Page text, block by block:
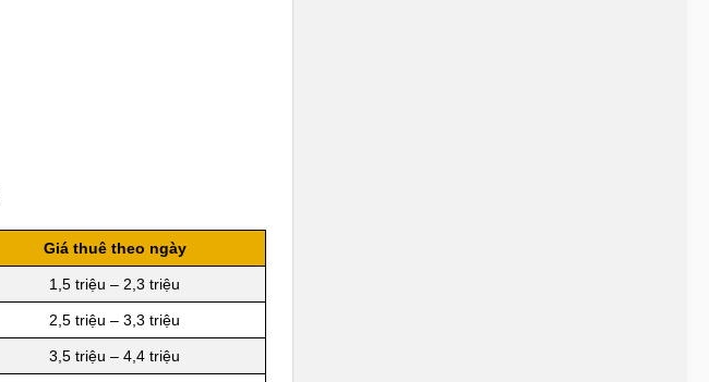
Giá thuê theo ngày
1,5 triệu – 2,3 triệu
2,5 triệu – 3,3 triệu
3,5 triệu – 4,4 triệu